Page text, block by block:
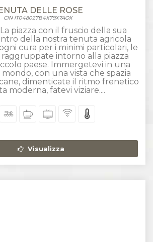
DELLE ROSE
CIN IT048027B4X79X7AOX
piazza con il fruscio della sua
della nostra tenuta agricola
cura per i minimi particolari, le
raggruppate intorno alla piazza
paese. Immergetevi in una
con una vista che spazia
dimenticate il ritmo frenetico
moderna, fatevi viziare....
Visualizza